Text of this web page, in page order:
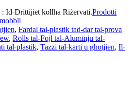
Id-Drittijiet kollha Riżervati.Prodotti
, Fardal tal-plastik tad-dar tal-prova
, Rolls tal-Fojl tal-Aluminju tal-
tal-plastik, Tazzi tal-karti u għotjien, Il-